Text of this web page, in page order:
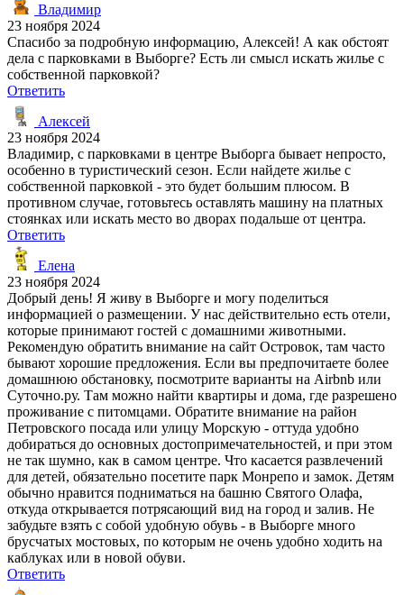
Владимир
23 ноября 2024
Спасибо за подробную информацию, Алексей! А как обстоят
дела с парковками в Выборге? Есть ли смысл искать жилье с
собственной парковкой?
Ответить
Алексей
23 ноября 2024
Владимир, с парковками в центре Выборга бывает непросто,
особенно в туристический сезон. Если найдете жилье с
собственной парковкой - это будет большим плюсом. В
противном случае, готовьтесь оставлять машину на платных
стоянках или искать место во дворах подальше от центра.
Ответить
Елена
23 ноября 2024
Добрый день! Я живу в Выборге и могу поделиться
информацией о размещении. У нас действительно есть отели,
которые принимают гостей с домашними животными.
Рекомендую обратить внимание на сайт Островок, там часто
бывают хорошие предложения. Если вы предпочитаете более
домашнюю обстановку, посмотрите варианты на Airbnb или
Суточно.ру. Там можно найти квартиры и дома, где разрешено
проживание с питомцами. Обратите внимание на район
Петровского посада или улицу Морскую - оттуда удобно
добираться до основных достопримечательностей, и при этом
не так шумно, как в самом центре. Что касается развлечений
для детей, обязательно посетите парк Монрепо и замок. Детям
обычно нравится подниматься на башню Святого Олафа,
откуда открывается потрясающий вид на город и залив. Не
забудьте взять с собой удобную обувь - в Выборге много
брусчатых мостовых, по которым не очень удобно ходить на
каблуках или в новой обуви.
Ответить